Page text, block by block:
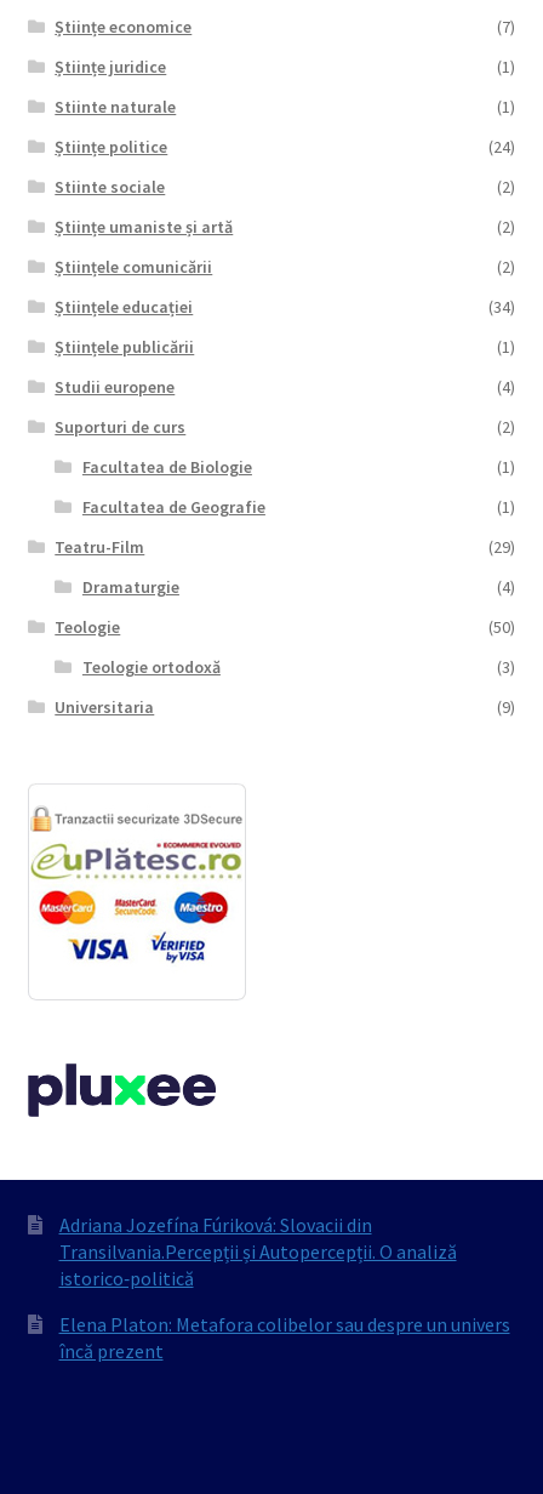
Științe economice
(7)
Științe juridice
(1)
Stiinte naturale
(1)
Științe politice
(24)
Stiinte sociale
(2)
Științe umaniste și artă
(2)
Științele comunicării
(2)
Științele educației
(34)
Științele publicării
(1)
Studii europene
(4)
Suporturi de curs
(2)
Facultatea de Biologie
(1)
Facultatea de Geografie
(1)
Teatru-Film
(29)
Dramaturgie
(4)
Teologie
(50)
Teologie ortodoxă
(3)
Universitaria
(9)
Adriana Jozefína Fúriková: Slovacii din
Transilvania.Percepții și Autopercepții. O analiză
istorico‐politică
Elena Platon: Metafora colibelor sau despre un univers
încă prezent